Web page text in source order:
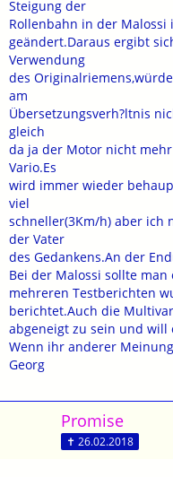
Steigung der
Rollenbahn in der
geändert.Daraus ergibt
Verwendung
des
am
Übersetzungsverh?ltnis
gleich
da ja der Motor nicht
Vario.Es
wird immer wieder
viel
schneller(3Km/h) aber ich
der Vater
des Gedankens.An der
Bei der Malossi sollte
mehreren Testberichten
berichtet.Auch die
abgeneigt zu sein und
Wenn ihr anderer
Georg
Promise
✝ 26.02.2018